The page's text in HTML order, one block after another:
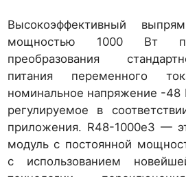
Высокоэффективный
мощностью 1000 Вт
преобразования
питания переменного
номинальное напряжение -48
регулируемое в
приложения. R48-1000e3 —
модуль с постоянной
с использованием